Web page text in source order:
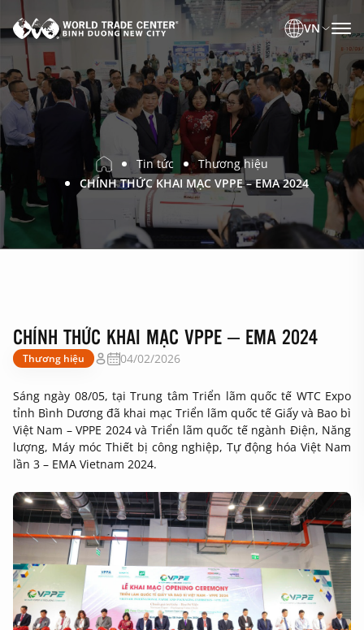
VN
Tin tức
Thương hiệu
CHÍNH THỨC KHAI MẠC VPPE – EMA 2024
CHÍNH THỨC KHAI MẠC VPPE – EMA 2024
Thương hiệu 04/02/2026
Sáng ngày 08/05, tại Trung tâm Triển lãm quốc tế WTC Expo
tỉnh Bình Dương đã khai mạc Triển lãm quốc tế Giấy và Bao bì
Việt Nam – VPPE 2024 và Triển lãm quốc tế ngành Điện, Năng
lượng, Máy móc Thiết bị công nghiệp, Tự động hóa Việt Nam
lần 3 – EMA Vietnam 2024.